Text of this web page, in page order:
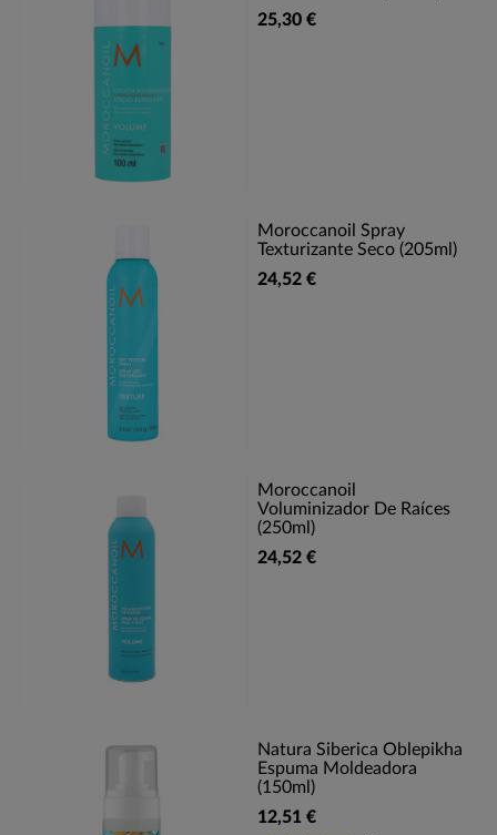
25,30 €
Moroccanoil Spray
Texturizante Seco (205ml)
24,52 €
Moroccanoil
Voluminizador De Raíces
(250ml)
24,52 €
Natura Siberica Oblepikha
Espuma Moldeadora
(150ml)
12,51 €